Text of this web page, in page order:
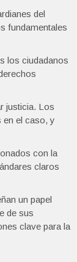
del
fundamentales
los ciudadanos
justicia. Los
en el caso, y
con la
claros
un papel
de sus
clave para la